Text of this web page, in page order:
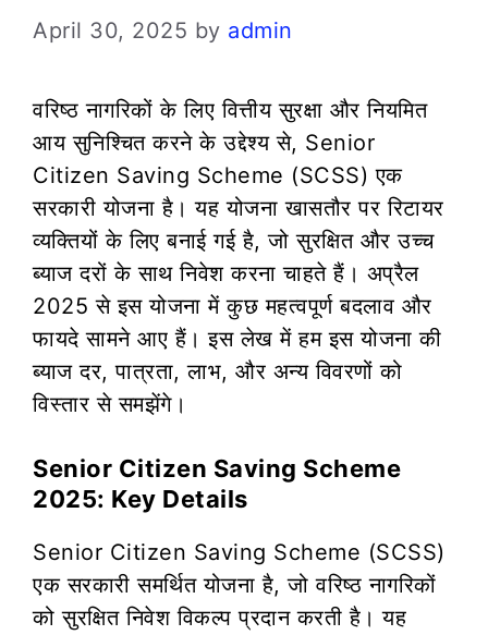
April 30, 2025 by admin
वरिष्ठ नागरिकों के लिए वित्तीय सुरक्षा और नियमित
आय सुनिश्चित करने के उद्देश्य से, Senior
Citizen Saving Scheme (SCSS) एक
सरकारी योजना है। यह योजना खासतौर पर रिटायर
व्यक्तियों के लिए बनाई गई है, जो सुरक्षित और उच्च
ब्याज दरों के साथ निवेश करना चाहते हैं। अप्रैल
2025 से इस योजना में कुछ महत्वपूर्ण बदलाव और
फायदे सामने आए हैं। इस लेख में हम इस योजना की
ब्याज दर, पात्रता, लाभ, और अन्य विवरणों को
विस्तार से समझेंगे।
Senior Citizen Saving Scheme
2025: Key Details
Senior Citizen Saving Scheme (SCSS)
एक सरकारी समर्थित योजना है, जो वरिष्ठ नागरिकों
को सुरक्षित निवेश विकल्प प्रदान करती है। यह